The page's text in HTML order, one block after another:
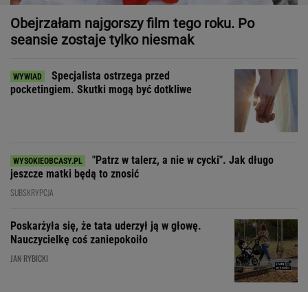
Obejrzałam najgorszy film tego roku. Po
seansie zostaje tylko niesmak
Specjalista ostrzega przed
pocketingiem. Skutki mogą być dotkliwe
"Patrz w talerz, a nie w cycki". Jak długo
jeszcze matki będą to znosić
SUBSKRYPCJA
Poskarżyła się, że tata uderzył ją w głowę.
Nauczycielkę coś zaniepokoiło
JAN RYBICKI